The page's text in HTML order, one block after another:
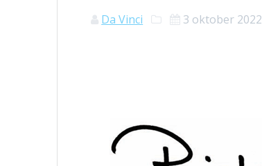
Da Vinci 3 oktober 2022